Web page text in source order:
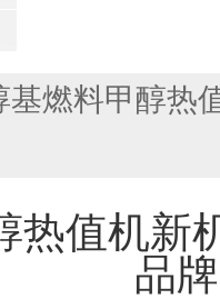
基燃料甲醇热
热值机新
品